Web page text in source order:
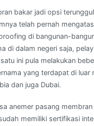
bakar jadi opsi
telah pernah
di bangunan-
di dalam negeri saja,
ini pula melakukan
yang terdapat di luar
dan juga Dubai.
anemer pasang
memiliki sertifikasi